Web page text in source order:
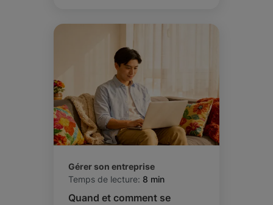
Gérer son entreprise
Temps de lecture: 8 min
Quand et comment se